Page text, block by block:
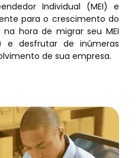
Individual (MEI) e
para o crescimento do
hora de migrar seu MEI
e desfrutar de inúmeras
de sua empresa.